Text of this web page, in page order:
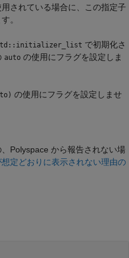
されている場合に、この指定子
。
で初期化さ
auto の使用にフラグを設定しま
の使用にフラグを設定しませ
Polyspace から報告されない場
定どおりに表示されない理由の